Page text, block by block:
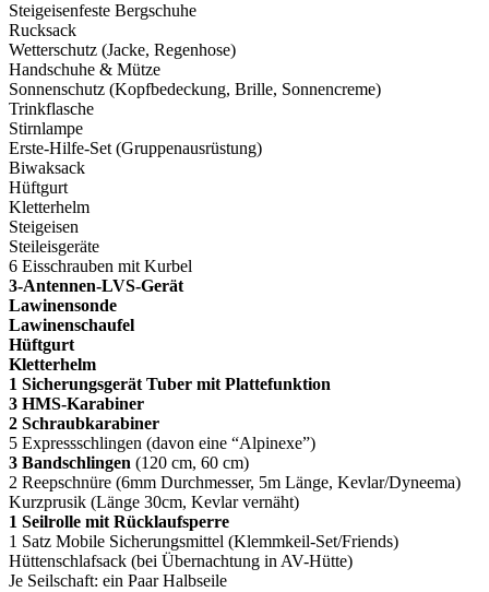
Steigeisenfeste Bergschuhe
Rucksack
Wetterschutz (Jacke, Regenhose)
Handschuhe & Mütze
Sonnenschutz (Kopfbedeckung, Brille, Sonnencreme)
Trinkflasche
Stirnlampe
Erste-Hilfe-Set (Gruppenausrüstung)
Biwaksack
Hüftgurt
Kletterhelm
Steigeisen
Steileisgeräte
6 Eisschrauben mit Kurbel
3-Antennen-LVS-Gerät
Lawinensonde
Lawinenschaufel
Hüftgurt
Kletterhelm
1 Sicherungsgerät Tuber mit Plattefunktion
3 HMS-Karabiner
2 Schraubkarabiner
5 Expressschlingen (davon eine “Alpinexe”)
3 Bandschlingen (120 cm, 60 cm)
2 Reepschnüre (6mm Durchmesser, 5m Länge, Kevlar/Dyneema)
Kurzprusik (Länge 30cm, Kevlar vernäht)
1 Seilrolle mit Rücklaufsperre
1 Satz Mobile Sicherungsmittel (Klemmkeil-Set/Friends)
Hüttenschlafsack (bei Übernachtung in AV-Hütte)
Je Seilschaft: ein Paar Halbseile